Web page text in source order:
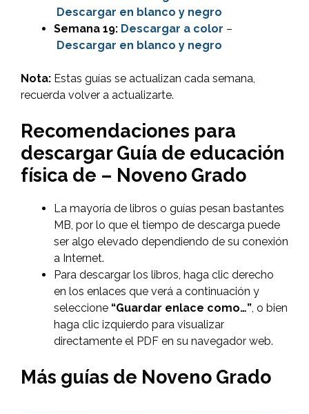
Descargar en blanco y negro
Semana 19: Descargar a color –
Descargar en blanco y negro
Nota: Estas guías se actualizan cada semana,
recuerda volver a actualizarte.
Recomendaciones para
descargar Guía de educación
física de – Noveno Grado
La mayoría de libros o guías pesan bastantes
MB, por lo que el tiempo de descarga puede
ser algo elevado dependiendo de su conexión
a Internet.
Para descargar los libros, haga clic derecho
en los enlaces que verá a continuación y
seleccione “Guardar enlace como…”, o bien
haga clic izquierdo para visualizar
directamente el PDF en su navegador web.
Más guías de Noveno Grado